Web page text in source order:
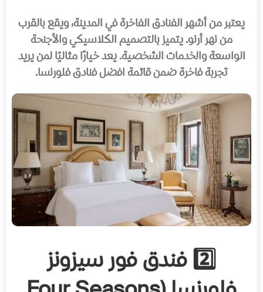
يعتبر من أشهر الفنادق الفاخرة في المدينة، ويقع بالقرب
من نهر أرنو. يتميز بالتصميم الكلاسيكي والأجنحة
الواسعة والخدمات الشخصية. يعد خيارًا مثاليًا لمن يريد
تجربة فاخرة ضمن قائمة افضل فنادق فلورنسا.
2️⃣ فندق فور سيزونز